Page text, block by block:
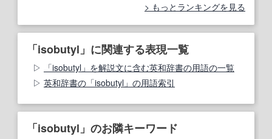
もっとランキングを見る
「isobutyl」に関連する表現一覧
「isobutyl」を解説文に含む英和辞書の用語の一覧
英和辞書の「isobutyl」の用語索引
「isobutyl」のお隣キーワード